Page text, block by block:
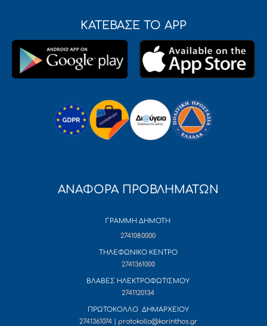
ΚΑΤΕΒΑΣΕ ΤΟ APP
ΑΝΑΦΟΡΑ ΠΡΟΒΛΗΜΑΤΩΝ
ΓΡΑΜΜΗ ΔΗΜΟΤΗ
2741080000
ΤΗΛΕΦΩΝΙΚΟ ΚΕΝΤΡΟ
2741361000
ΒΛΑΒΕΣ ΗΛΕΚΤΡΟΦΩΤΙΣΜΟΥ
2741120134
ΠΡΩΤΟΚΟΛΛΟ ΔΗΜΑΡΧΕΙΟΥ
2741361074 | protokollo@korinthos.gr